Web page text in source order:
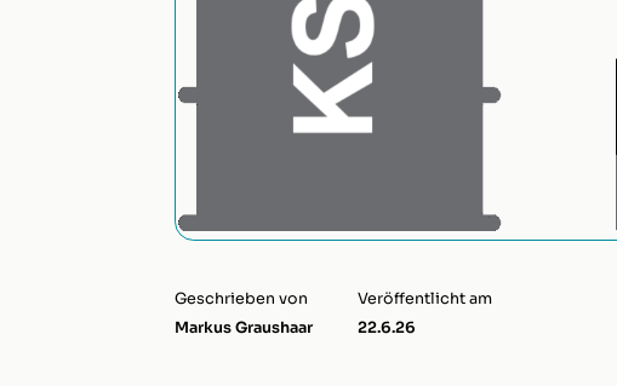
Geschrieben von
Markus Graushaar
Veröffentlicht am
22.6.26